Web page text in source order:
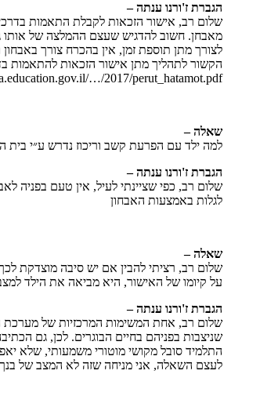
הגברת ז'ורנו ענתה –
שלום רב, אישור הזכאות לקבלת התאמות בדרכי
מאבחן. חשוב להדגיש שעצם ההמלצה של אותו
לצורך מתן תוספת זמן, אין בהכרח צורך
הקשור לתהליך מתן אישור הזכאות להתאמות
…/2017/perut_hatamot.pdf
שאלה –
למה ילד עם הפרעת קשב וריכוז נדרש ע״י בית
הגברת ז'ורנו ענתה –
שלום רב, כפי שציינתי לעיל, אין טעם בפניה
לגלות באמצעות האבחון
שאלה –
שלום רב, רציתי להבין אם יש סיבה מוצדקת
על קיומו של האישור, היא מביאה את הילד
הגברת ז'ורנו ענתה –
שלום רב, אחת המשימות המרכזיות של מערכת
שניצבות בפניהם בחיים הבוגרים. לכן, גם
התלמיד סובל מקושי מוטורי משמעותי, שלא
לעצם השאלה, אני מניחה שזה לא המצב של